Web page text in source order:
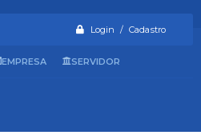
Login / Cadastro
EMPRESA SERVIDOR